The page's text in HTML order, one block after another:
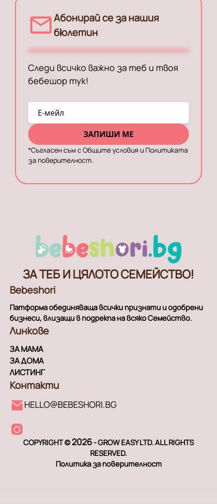
Абонирай се за нашия
бюлетин
Следи всичко важно за теб и твоя
бебешор тук!
E-мейл
ЗАПИШИ МЕ
*Съгласен съм с Общите условия и Политиката
за поверителност.
ЗА ТЕБ И ЦЯЛОТО СЕМЕЙСТВО!
Bebeshori
Патформа обединяваща всички признати и одобрени
бизнеси, влизащи в подрекпа на всяко Семейство.
Линкове
ЗА МАМА
ЗА ДОМА
ЛИСТИНГ
Контакти
HELLO@BEBESHORI.BG
COPYRIGHT ©2026- GROW EASY LTD. ALL RIGHTS
RESERVED.
Политика за поверителност